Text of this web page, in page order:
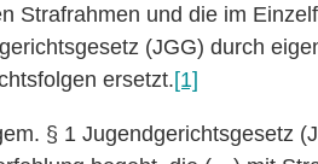
Strafrahmen und die im
(JGG) durch
ersetzt.[1]
§ 1 Jugendgerichtsgesetz